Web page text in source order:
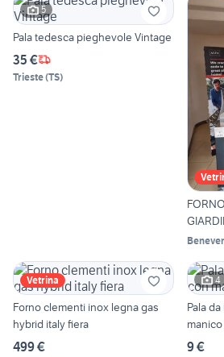
5
Pala tedesca pieghevole Vintage
35 €
Trieste(TS)
Vetrina
Forno clementi inox legna gas
hybrid italy fiera
499 €
4
Pala
9 €